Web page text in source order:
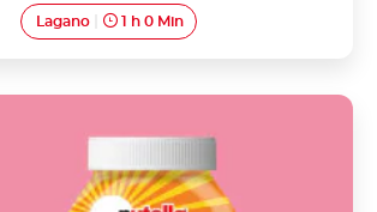
Lagano 1 h 0 Min